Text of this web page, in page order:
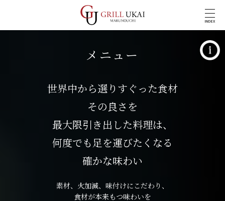
INDEX
メニュー
世界中から選りすぐった食材
その良さを
最大限引き出した料理は、
何度でも足を運びたくなる
確かな味わい
素材、火加減、味付けにこだわり、
食材が本来もつ味わいを